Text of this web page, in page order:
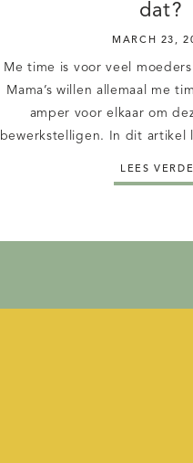
dat?
MARCH 23,
Me time is voor veel
Mama’s willen allemaal me
amper voor elkaar om
bewerkstelligen. In dit artikel
LEES